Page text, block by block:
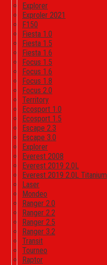
Explorer
Exproler 2021
F150
Fiesta 1.0
Fiesta 1.5
Fiesta 1.6
Focus 1.5
Focus 1.6
Focus 1.8
Focus 2.0
Territory
Ecosport 1.0
Ecosport 1.5
Escape 2.3
Escape 3.0
Explorer
Everest 2008
Everest 2019 2.0L
Everest 2019 2.0L Titanium
Laser
Mondeo
Ranger 2.0
Ranger 2.2
Ranger 2.5
Ranger 3.2
Transit
Tourneo
Raptor